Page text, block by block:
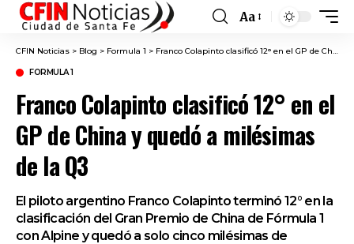
Font
Resizer
Aa
CFIN Noticias > Blog > Formula 1 > Franco Colapinto clasificó 12° en el GP de China y quedó a milésimas de la Q3
FORMULA 1
Franco Colapinto clasificó 12° en el
GP de China y quedó a milésimas
de la Q3
El piloto argentino Franco Colapinto terminó 12° en la
clasificación del Gran Premio de China de Fórmula 1
con Alpine y quedó a solo cinco milésimas de